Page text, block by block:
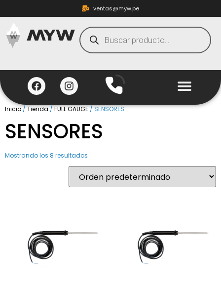
ventas@myw.pe
Inicio/Tienda/FULL GAUGE/ SENSORES
SENSORES
Mostrando los 8 resultados